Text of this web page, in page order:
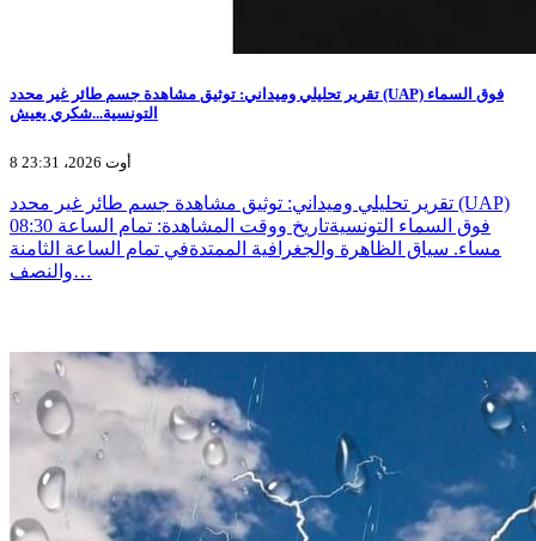
تقرير تحليلي وميداني: توثيق مشاهدة جسم طائر غير محدد (UAP) فوق السماء
التونسية...شكري يعيش
8 أوت 2026، 23:31
تقرير تحليلي وميداني: توثيق مشاهدة جسم طائر غير محدد (UAP)
فوق السماء التونسيةتاريخ ووقت المشاهدة: تمام الساعة 08:30
مساء. سياق الظاهرة والجغرافية الممتدةفي تمام الساعة الثامنة
والنصف…